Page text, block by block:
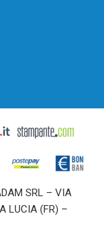
SRL – VIA
LUCIA (FR) –